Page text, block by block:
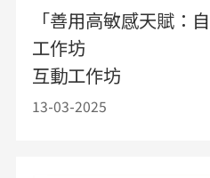
「善用高敏感天賦：
工作坊
互動工作坊
13-03-2025